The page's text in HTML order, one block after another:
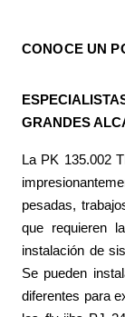
CONOCE UN
GRANDES
La PK 135.002
pesadas,
que requieren
instalación de
Se pueden
diferentes para